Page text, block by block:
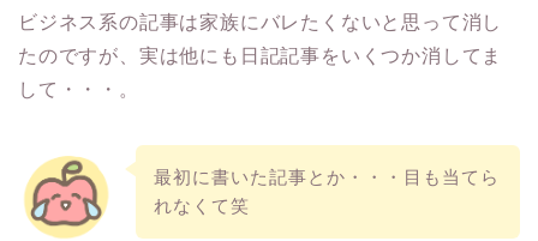
ビジネス系の記事は家族にバレたくないと思って消し
たのですが、実は他にも日記記事をいくつか消してま
して・・・。
最初に書いた記事とか・・・目も当てら
れなくて笑